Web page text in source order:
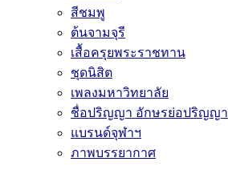
สีชมพู
ต้นจามจุรี
เสื้อครุยพระราชทาน
ชุดนิสิต
เพลงมหาวิทยาลัย
ชื่อปริญญา อักษรย่อปริญญา
แบรนด์จุฬาฯ
ภาพบรรยากาศ